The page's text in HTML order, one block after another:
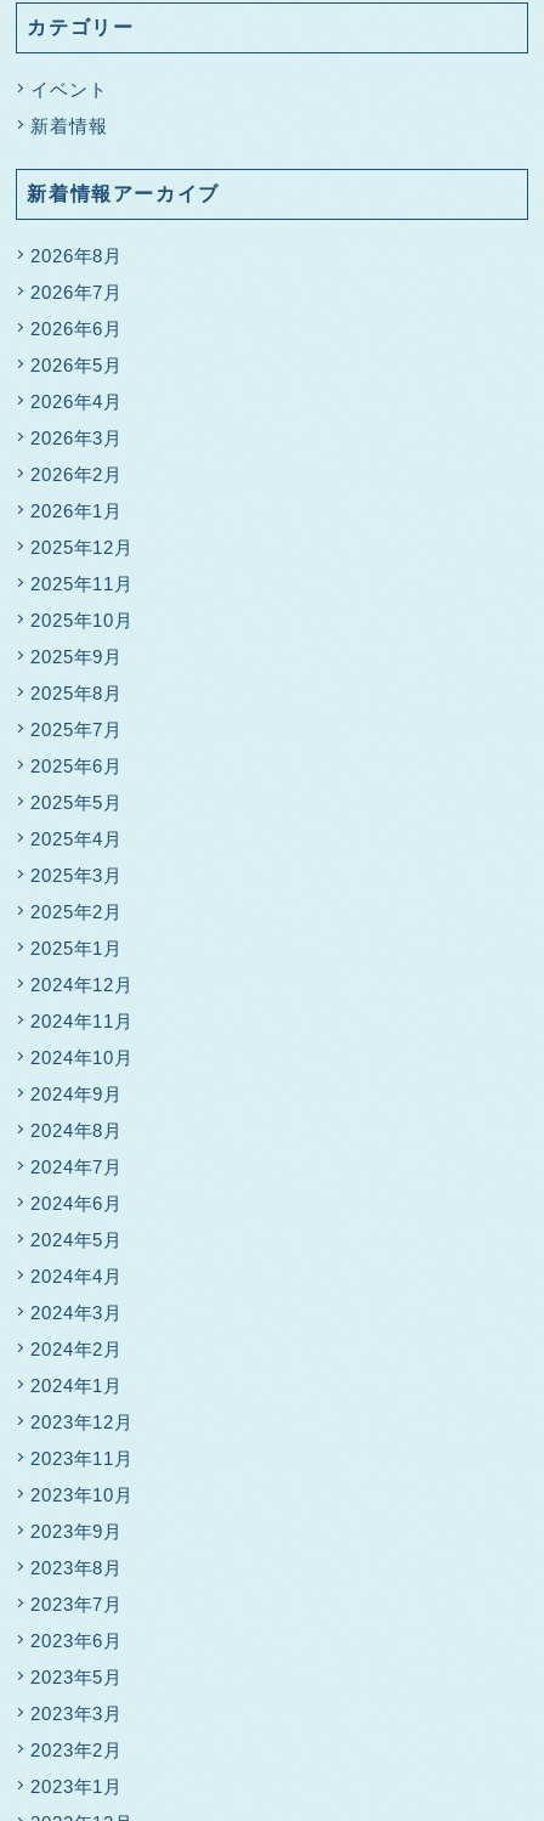
カテゴリー
イベント
新着情報
新着情報アーカイブ
2026年8月
2026年7月
2026年6月
2026年5月
2026年4月
2026年3月
2026年2月
2026年1月
2025年12月
2025年11月
2025年10月
2025年9月
2025年8月
2025年7月
2025年6月
2025年5月
2025年4月
2025年3月
2025年2月
2025年1月
2024年12月
2024年11月
2024年10月
2024年9月
2024年8月
2024年7月
2024年6月
2024年5月
2024年4月
2024年3月
2024年2月
2024年1月
2023年12月
2023年11月
2023年10月
2023年9月
2023年8月
2023年7月
2023年6月
2023年5月
2023年3月
2023年2月
2023年1月